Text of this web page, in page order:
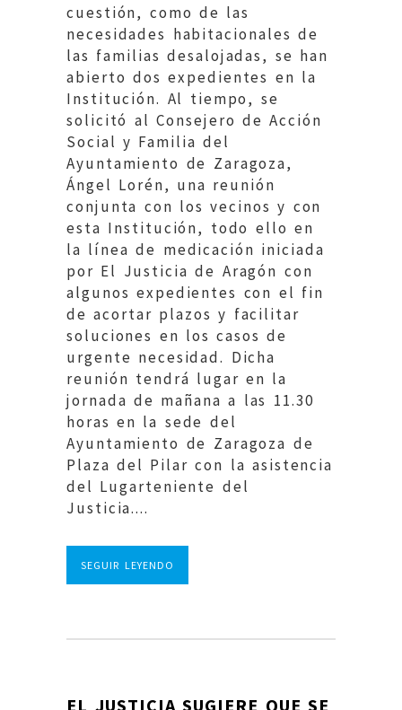
cuestión, como de las
necesidades habitacionales de
las familias desalojadas, se han
abierto dos expedientes en la
Institución. Al tiempo, se
solicitó al Consejero de Acción
Social y Familia del
Ayuntamiento de Zaragoza,
Ángel Lorén, una reunión
conjunta con los vecinos y con
esta Institución, todo ello en
la línea de medicación iniciada
por El Justicia de Aragón con
algunos expedientes con el fin
de acortar plazos y facilitar
soluciones en los casos de
urgente necesidad. Dicha
reunión tendrá lugar en la
jornada de mañana a las 11.30
horas en la sede del
Ayuntamiento de Zaragoza de
Plaza del Pilar con la asistencia
del Lugarteniente del
Justicia....
SEGUIR LEYENDO
EL JUSTICIA SUGIERE QUE SE